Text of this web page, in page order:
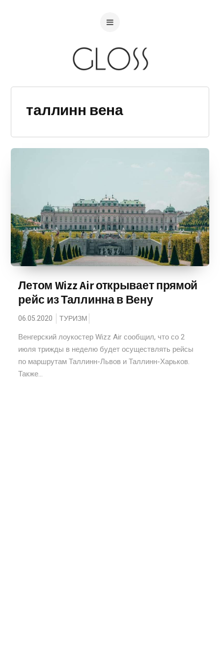
таллинн вена
Летом Wizz Air открывает прямой
рейс из Таллинна в Вену
06.05.2020 ТУРИЗМ
Венгерский лоукостер Wizz Air сообщил, что со 2
июля трижды в неделю будет осуществлять рейсы
по маршрутам Таллинн-Львов и Таллинн-Харьков.
Также...